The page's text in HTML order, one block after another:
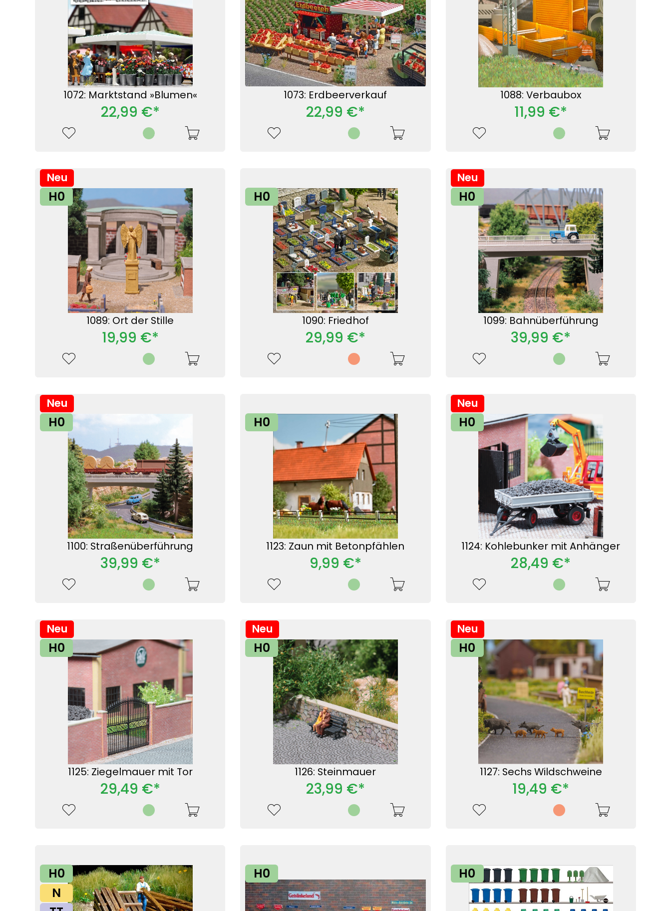
1072: Marktstand »Blumen«
22,99 €*
1073: Erdbeerverkauf
22,99 €*
1088: Verbaubox
11,99 €*
H0
1089: Ort der Stille
Neu
19,99 €*
H0
1090: Friedhof
29,99 €*
H0
1099: Bahnüberführung
Neu
39,99 €*
H0
1100: Straßenüberführung
Neu
39,99 €*
H0
1123: Zaun mit Betonpfählen
9,99 €*
H0
1124: Kohlebunker mit Anhänger
Neu
28,49 €*
H0
1125: Ziegelmauer mit Tor
Neu
29,49 €*
H0
1126: Steinmauer
Neu
23,99 €*
H0
1127: Sechs Wildschweine
Neu
19,49 €*
H0
N
H0 H0